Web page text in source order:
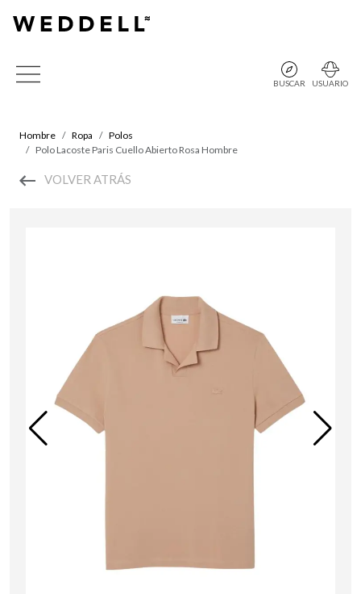
BUSCAR USUARIO
Hombre Ropa
Polos
Polo Lacoste Paris Cuello Abierto Rosa Hombre
VOLVER ATRÁS